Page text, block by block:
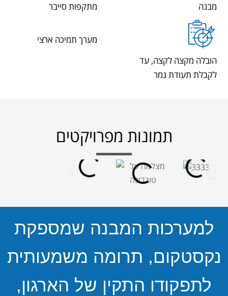
מבנה
מתקפות סייבר
הובלה מקצה לקצה, עד
לקבלת תעודת גמר
מערך תמיכה ארצי
תמונות מפרויקטים
למערכות המבנה שמספקת
נקסטקום, תרומה משמעותית
לתפקודו התקין של הארגון,